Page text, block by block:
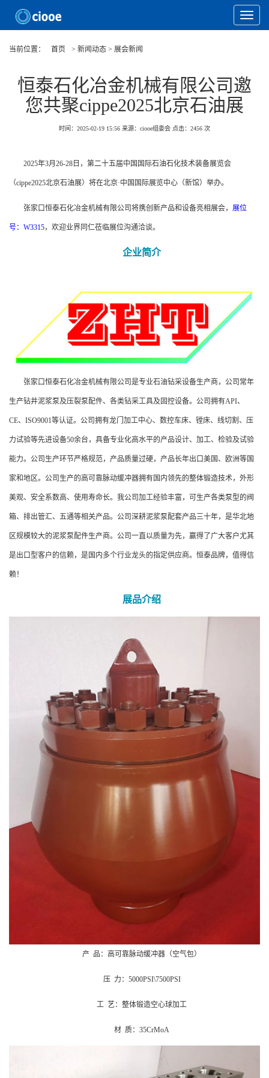
Toggle
当前位置：
首页 > 新闻动态 > 展会新闻
恒泰石化冶金机械有限公司邀
您共聚cippe2025北京石油展
时间：2025-02-19 15:56 来源：ciooe组委会 点击： 2456 次
2025年3月26-28日，第二十五届中国国际石油石化技术装备展览会
（cippe2025北京石油展）将在北京·中国国际展览中心（新馆）举办。
张家口恒泰石化冶金机械有限公司将携创新产品和设备亮相展会， 展位
号：W3315，欢迎业界同仁莅临展位沟通洽谈。
企业简介
张家口恒泰石化冶金机械有限公司是专业石油钻采设备生产商，公司常年
生产钻井泥浆泵及压裂泵配件、各类钻采工具及固控设备。公司拥有API、
CE、ISO9001等认证。公司拥有龙门加工中心、数控车床、镗床、线切割、压
力试验等先进设备50余台，具备专业化高水平的产品设计、加工、检验及试验
能力。公司生产环节严格规范，产品质量过硬，产品长年出口美国、欧洲等国
家和地区。公司生产的高可靠脉动缓冲器拥有国内领先的整体锻造技术，外形
美观、安全系数高、使用寿命长。我公司加工经验丰富，可生产各类泵型的阀
箱、排出管汇、五通等相关产品。公司深耕泥浆泵配套产品三十年，是华北地
区规模较大的泥浆泵配件生产商。公司一直以质量为先，赢得了广大客户尤其
是出口型客户的信赖，是国内多个行业龙头的指定供应商。恒泰品牌，值得信
赖！
展品介绍
产 品：高可靠脉动缓冲器（空气包）
压 力：5000PSI\7500PSI
工 艺：整体锻造空心球加工
材 质：35CrMoA